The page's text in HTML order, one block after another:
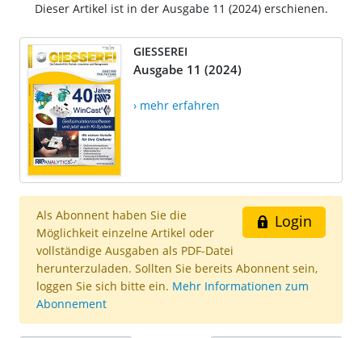
Dieser Artikel ist in der Ausgabe 11 (2024) erschienen.
GIESSEREI
Ausgabe 11 (2024)
› mehr erfahren
Login
Als Abonnent haben Sie die
Möglichkeit einzelne Artikel oder
vollständige Ausgaben als PDF-Datei
herunterzuladen. Sollten Sie bereits Abonnent sein,
loggen Sie sich bitte ein. Mehr Informationen zum
Abonnement